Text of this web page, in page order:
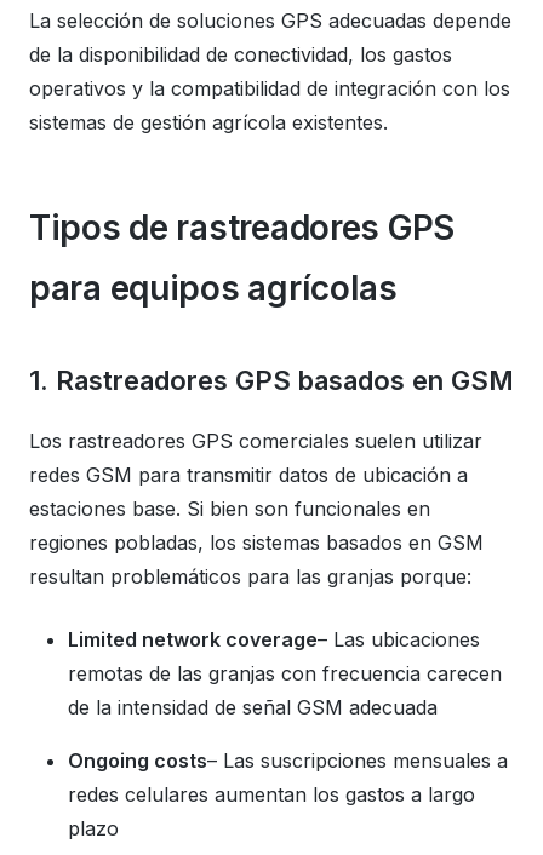
La selección de soluciones GPS adecuadas depende
de la disponibilidad de conectividad, los gastos
operativos y la compatibilidad de integración con los
sistemas de gestión agrícola existentes.
Tipos de rastreadores GPS
para equipos agrícolas
1. Rastreadores GPS basados ​​en GSM
Los rastreadores GPS comerciales suelen utilizar
redes GSM para transmitir datos de ubicación a
estaciones base. Si bien son funcionales en
regiones pobladas, los sistemas basados ​​en GSM
resultan problemáticos para las granjas porque:
Limited network coverage– Las ubicaciones
remotas de las granjas con frecuencia carecen
de la intensidad de señal GSM adecuada
Ongoing costs– Las suscripciones mensuales a
redes celulares aumentan los gastos a largo
plazo